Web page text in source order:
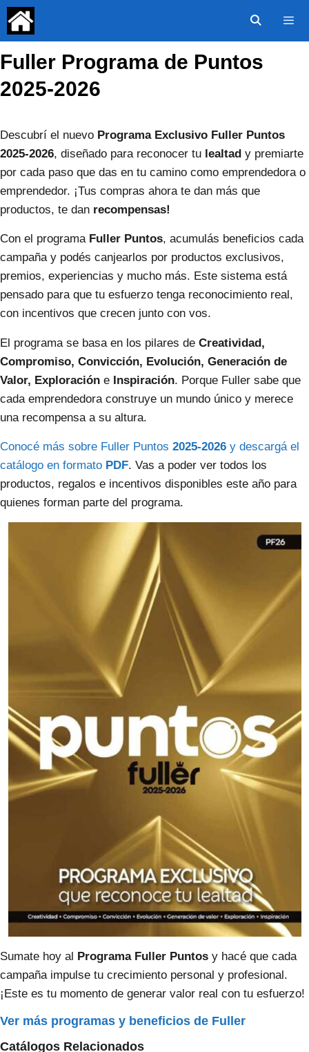
Saltar
contenido
Fuller Programa de Puntos
2025-2026
Descubrí el nuevo Programa Exclusivo Fuller Puntos
2025-2026, diseñado para reconocer tu lealtad y premiarte
por cada paso que das en tu camino como emprendedora o
emprendedor. ¡Tus compras ahora te dan más que
productos, te dan recompensas!
Con el programa Fuller Puntos, acumulás beneficios cada
campaña y podés canjearlos por productos exclusivos,
premios, experiencias y mucho más. Este sistema está
pensado para que tu esfuerzo tenga reconocimiento real,
con incentivos que crecen junto con vos.
El programa se basa en los pilares de Creatividad,
Compromiso, Convicción, Evolución, Generación de
Valor, Exploración e Inspiración. Porque Fuller sabe que
cada emprendedora construye un mundo único y merece
una recompensa a su altura.
Conocé más sobre Fuller Puntos 2025-2026 y descargá el
catálogo en formato PDF. Vas a poder ver todos los
productos, regalos e incentivos disponibles este año para
quienes forman parte del programa.
Sumate hoy al Programa Fuller Puntos y hacé que cada
campaña impulse tu crecimiento personal y profesional.
¡Este es tu momento de generar valor real con tu esfuerzo!
Ver más programas y beneficios de Fuller
Catálogos Relacionados